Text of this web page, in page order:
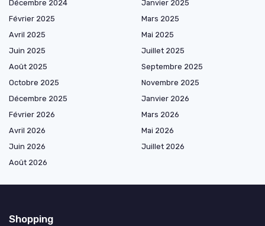
Décembre 2024
Janvier 2025
Février 2025
Mars 2025
Avril 2025
Mai 2025
Juin 2025
Juillet 2025
Août 2025
Septembre 2025
Octobre 2025
Novembre 2025
Décembre 2025
Janvier 2026
Février 2026
Mars 2026
Avril 2026
Mai 2026
Juin 2026
Juillet 2026
Août 2026
Shopping